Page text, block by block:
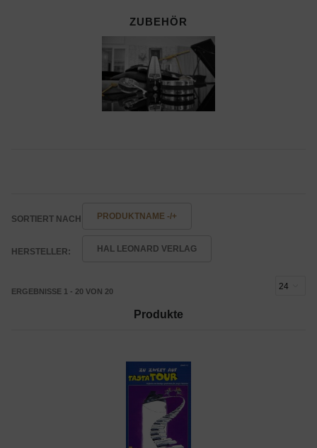
ZUBEHÖR
SORTIERT NACH PRODUKTNAME -/+
HERSTELLER: HAL LEONARD VERLAG
ERGEBNISSE 1 - 20 VON 20
Produkte